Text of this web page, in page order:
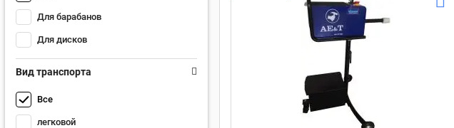
Для барабанов
Для дисков
Вид транспорта
Все
легковой